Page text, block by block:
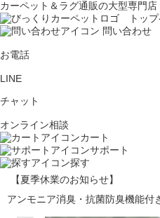
カーペット＆ラグ通販の大型専門店
問い合わせ
お電話
LINE
チャット
オンライン相談
カート
サポート
探す
【夏季休業のお知らせ】
アンモニア消臭・抗菌防臭機能付